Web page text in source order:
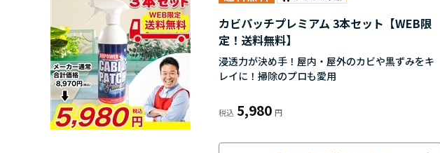
カビパッチプレミアム 3本セット【WEB限
定！送料無料】
浸透力が決め手！屋内・屋外のカビや黒ずみをキ
レイに！掃除のプロも愛用
5,980